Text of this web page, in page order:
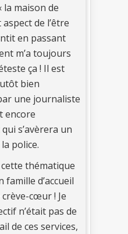
maison de
de l’être
en passant
m’a toujours
ça ! Il est
bien
une journaliste
encore
s’avèrera un
police.
thématique
famille d’accueil
cœur ! Je
n’était pas de
de ces services,